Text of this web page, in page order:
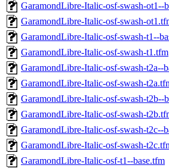
GaramondLibre-Italic-osf-swash-ot1--
GaramondLibre-Italic-osf-swash-
GaramondLibre-Italic-osf-swash-t1--
GaramondLibre-Italic-osf-swash-t1.tfm
GaramondLibre-Italic-osf-swash-t2a--
GaramondLibre-Italic-osf-swash-
GaramondLibre-Italic-osf-swash-t2b--
GaramondLibre-Italic-osf-swash-
GaramondLibre-Italic-osf-swash-t2c--
GaramondLibre-Italic-osf-swash-
GaramondLibre-Italic-osf-t1--base.tfm